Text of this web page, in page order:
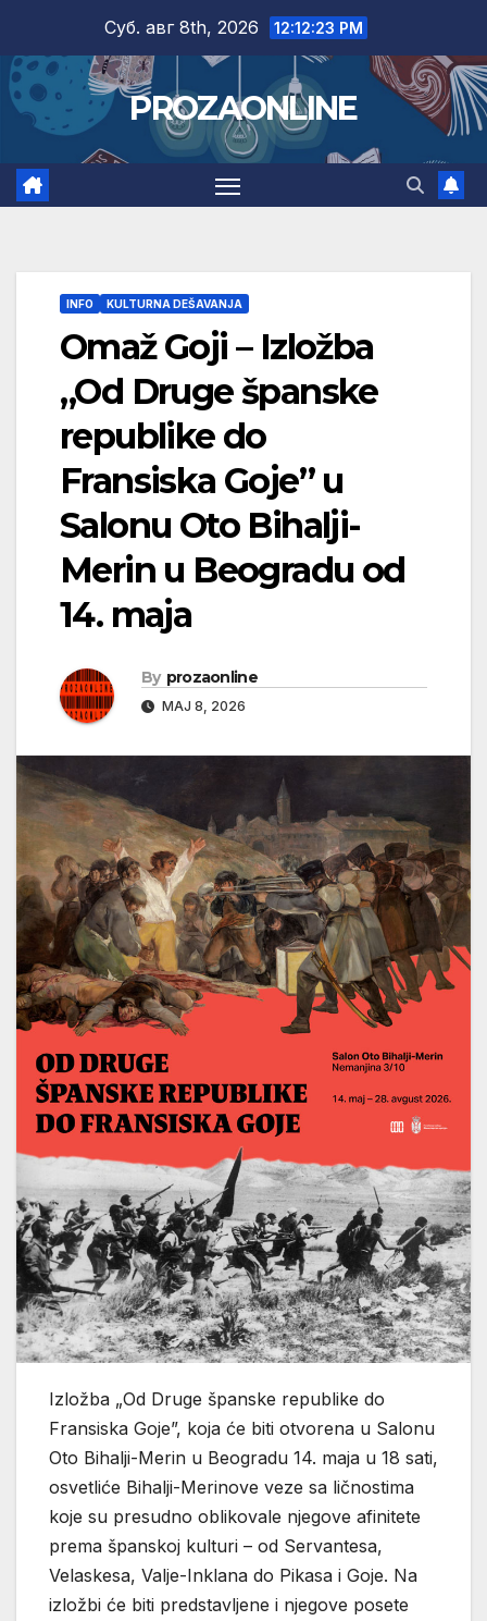
content
Суб. авг 8th, 2026 12:12:24 PM
PROZAONLINE
INFO KULTURNA DEŠAVANJA
Omaž Goji – Izložba
„Od Druge španske
republike do
Fransiska Goje” u
Salonu Oto Bihalji-
Merin u Beogradu od
14. maja
By prozaonline
МАЈ 8, 2026
Izložba „Od Druge španske republike do
Fransiska Goje”, koja će biti otvorena u Salonu
Oto Bihalji-Merin u Beogradu 14. maja u 18 sati,
osvetliće Bihalji-Merinove veze sa ličnostima
koje su presudno oblikovale njegove afinitete
prema španskoj kulturi – od Servantesa,
Velaskesa, Valje-Inklana do Pikasa i Goje. Na
izložbi će biti predstavljene i njegove posete